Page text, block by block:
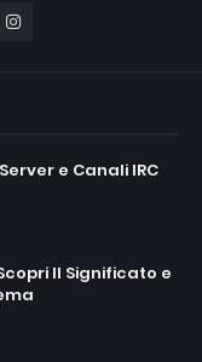
e Canali IRC
Il Significato e